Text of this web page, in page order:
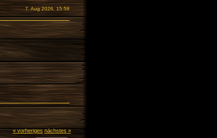
7. Aug 2026, 15:58
« vorheriges nächstes »